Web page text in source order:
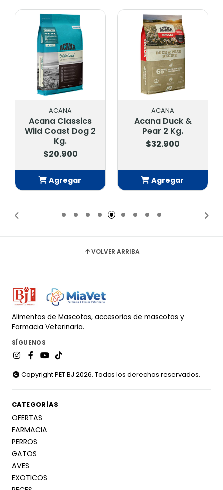
ACANA
Acana Classics
Wild Coast Dog 2
Kg.
$20.900
Agregar
ACANA
Acana Duck &
Pear 2 Kg.
$32.900
Agregar
VOLVER ARRIBA
Alimentos de Mascotas, accesorios de mascotas y
Farmacia Veterinaria.
SÍGUENOS
Copyright PET BJ 2026. Todos los derechos reservados.
CATEGORÍAS
OFERTAS
FARMACIA
PERROS
GATOS
AVES
EXOTICOS